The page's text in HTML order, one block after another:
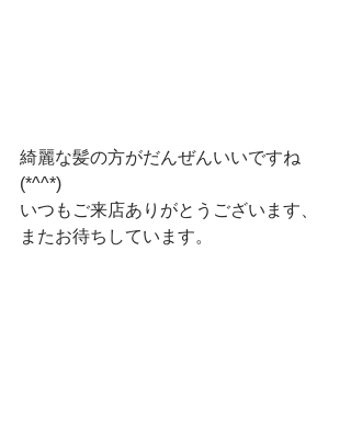
綺麗な髪の方がだんぜんいいですね
(*^^*)
いつもご来店ありがとうございます、
またお待ちしています。